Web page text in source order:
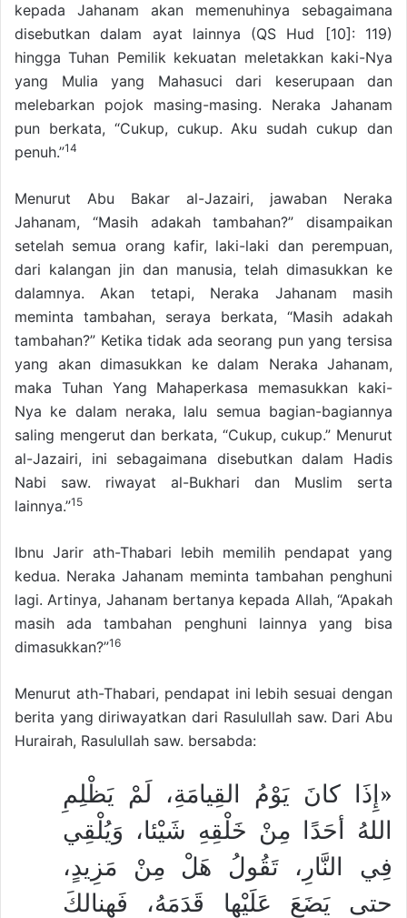
kepada Jahanam akan memenuhinya sebagaimana
disebutkan dalam ayat lainnya (QS Hud [10]: 119)
hingga Tuhan Pemilik kekuatan meletakkan kaki-Nya
yang Mulia yang Mahasuci dari keserupaan dan
melebarkan pojok masing-masing. Neraka Jahanam
pun berkata, “Cukup, cukup. Aku sudah cukup dan
penuh.”14
Menurut Abu Bakar al-Jazairi, jawaban Neraka
Jahanam, “Masih adakah tambahan?” disampaikan
setelah semua orang kafir, laki-laki dan perempuan,
dari kalangan jin dan manusia, telah dimasukkan ke
dalamnya. Akan tetapi, Neraka Jahanam masih
meminta tambahan, seraya berkata, “Masih adakah
tambahan?” Ketika tidak ada seorang pun yang tersisa
yang akan dimasukkan ke dalam Neraka Jahanam,
maka Tuhan Yang Mahaperkasa memasukkan kaki-
Nya ke dalam neraka, lalu semua bagian-bagiannya
saling mengerut dan berkata, “Cukup, cukup.” Menurut
al-Jazairi, ini sebagaimana disebutkan dalam Hadis
Nabi saw. riwayat al-Bukhari dan Muslim serta
lainnya.”15
Ibnu Jarir ath-Thabari lebih memilih pendapat yang
kedua. Neraka Jahanam meminta tambahan penghuni
lagi. Artinya, Jahanam bertanya kepada Allah, “Apakah
masih ada tambahan penghuni lainnya yang bisa
dimasukkan?”16
Menurut ath-Thabari, pendapat ini lebih sesuai dengan
berita yang diriwayatkan dari Rasulullah saw. Dari Abu
Hurairah, Rasulullah saw. bersabda:
«إِذَا كانَ يَوْمُ القِيامَةِ، لَمْ يَظْلِمِ
اللهُ أحَدًا مِنْ خَلْقِهِ شَيْئا، وَيُلْقِي
فِي النَّارِ، تَقُولُ هَلْ مِنْ مَزِيدٍ،
حتى يَضَعَ عَلَيْها قَدَمَهُ، فَهنالكَ